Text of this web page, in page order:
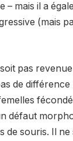
– mais il a
(mais
pas
de
défaut
de souris. Il ne